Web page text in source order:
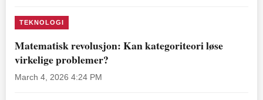
TEKNOLOGI
Matematisk revolusjon: Kan kategoriteori løse
virkelige problemer?
March 4, 2026 4:24 PM